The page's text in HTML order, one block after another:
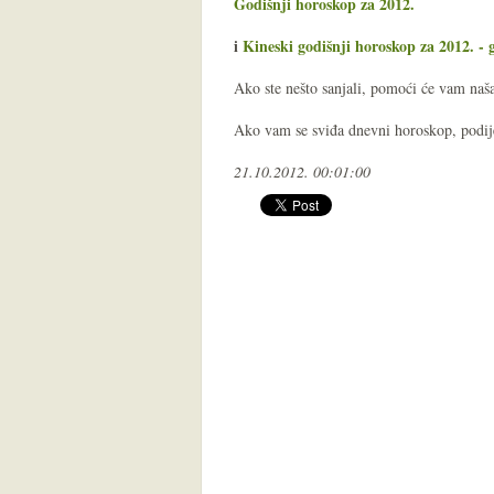
iKineski godišnji horoskop za 2012. -
Ako ste nešto sanjali, pomoći će vam
Ako vam se sviđa dnevni horoskop,
21.10.2012. 00:01:00